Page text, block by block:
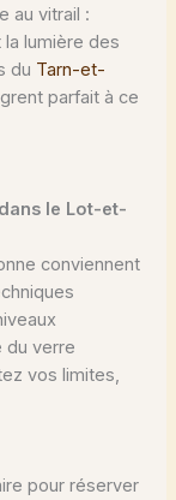
au vitrail :
lumière des
du Tarn-et-
parfait à ce
le Lot-et-
conviennent
du verre
vos limites,
pour réserver